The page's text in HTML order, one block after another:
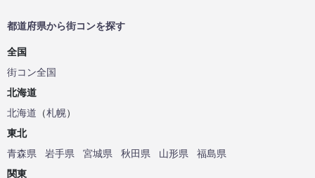
都道府県から街コンを探す
全国
街コン全国
北海道
北海道 （札幌）
東北
青森県
岩手県 宮城県 秋田県 山形県
福島県
関東